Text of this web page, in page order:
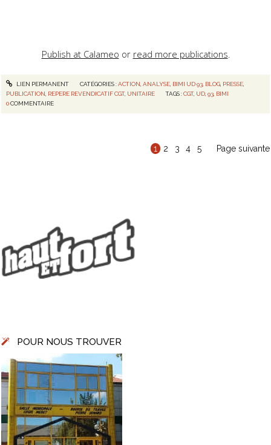
POUR NOUS TROUVER
Publish at Calameo or read more publications
LIEN PERMANENT CATÉGORIES :ACTION ANALYSE, BIMI UD 93, BLOG, PRESSE,
PUBLICATION REPERE REVENDICATIF CGT, UNITAIRE TAGS :CGT, UD ,93 BIMI
0COMMENTAIRE
1 2 3 4 5 Page suivante